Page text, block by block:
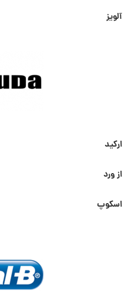
آلویز
ارکید
از ورد
اسکوپ